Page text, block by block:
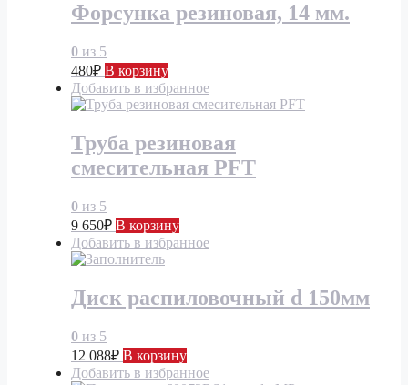
Форсунка резиновая, 14 мм.
0 из 5
480₽ В корзину
Добавить в избранное
Труба резиновая
смесительная PFT
0 из 5
9 650₽ В корзину
Добавить в избранное
Диск распиловочный d 150мм
0 из 5
12 088₽ В корзину
Добавить в избранное